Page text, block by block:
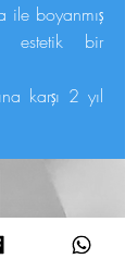
ile boyanmış
estetik bir
karşı 2 yıl